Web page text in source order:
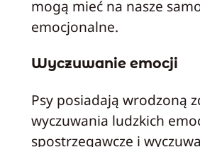
mogą mieć na nasze
emocjonalne.
Wyczuwanie emocji
Psy posiadają wrodzoną
wyczuwania ludzkich
spostrzegawcze i